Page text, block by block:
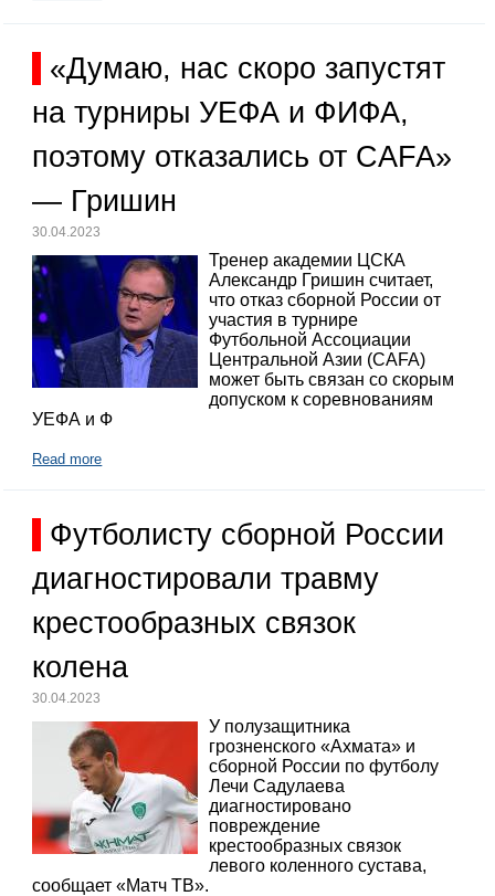
«Думаю, нас скоро запустят
на турниры УЕФА и ФИФА,
поэтому отказались от CAFA»
— Гришин
30.04.2023
Тренер академии ЦСКА
Александр Гришин считает,
что отказ сборной России от
участия в турнире
Футбольной Ассоциации
Центральной Азии (CAFA)
может быть связан со скорым
допуском к соревнованиям
УЕФА и Ф
Read more
Футболисту сборной России
диагностировали травму
крестообразных связок
колена
30.04.2023
У полузащитника
грозненского «Ахмата» и
сборной России по футболу
Лечи Садулаева
диагностировано
повреждение
крестообразных связок
левого коленного сустава,
сообщает «Матч ТВ».